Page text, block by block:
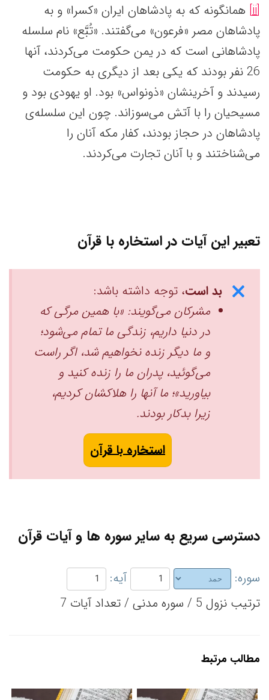
[ii]
همانگونه که به پادشاهان ایران «کسرا» و به
پادشاهان مصر «فرعون» می‌گفتند. «تُبَّع» نام سلسله
پادشاهانی است که در یمن حکومت می‌کردند، آنها
26 نفر بودند که یکی بعد از دیگری به حکومت
رسیدند و آخرینشان «ذونواس» بود. او یهودی بود و
مسیحیان را با آتش می‌سوزاند. چون این سلسله‌ی
پادشاهان در حجاز بودند، کفار مکه آنان را
می‌شناختند و با آنان تجارت می‌کردند.
تعبیر این آیات در استخاره با قرآن
بد است، توجه داشته باشد:
مشرکان می‌گویند: ‏«با همین مرگی که
در دنیا داریم، زندگی ما تمام می‌شود؛
و ما دیگر زنده نخواهیم شد، ‏اگر راست
می‌گوئید، پدران ما را زنده کنید و
بیاورید»؛ ما آنها را هلاکشان کردیم،
زیرا بدکار بودند. ‏
استخاره با قرآن
دسترسی سریع به سایر سوره ها و آیات قرآن
سوره:
آیه:
ترتیب نزول 5 / سوره مدنی / تعداد آیات 7
مطالب مرتبط